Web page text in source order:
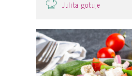
Julita gotuje